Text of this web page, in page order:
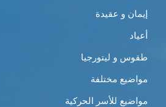
إيمان و عقيدة
أعياد
طقوس و ليتورجيا
مواضيع مختلفة
مواضيع للأسر الحركية